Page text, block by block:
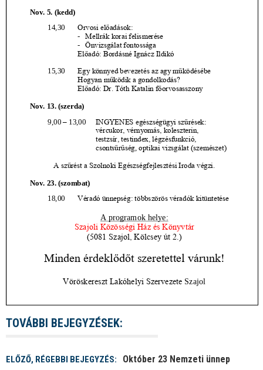
TOVÁBBI BEJEGYZÉSEK:
ELŐZŐ, RÉGEBBI BEJEGYZÉS: Október 23 Nemzeti ünnep